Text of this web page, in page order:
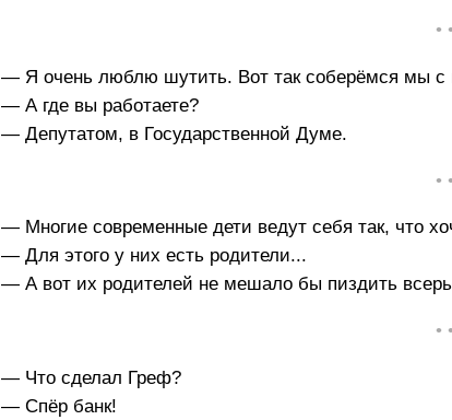
•
— Я очень люблю шутить. Вот так соберёмся мы
— А где вы работаете?
— Депутатом, в Государственной Думе.
•
— Многие современные дети ведут себя так, что
— Для этого у них есть родители...
— А вот их родителей не мешало бы пиздить
•
— Что сделал Греф?
— Спёр банк!